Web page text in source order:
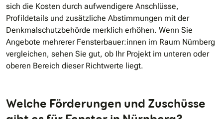
sich die Kosten durch aufwendigere Anschlüsse,
Profildetails und zusätzliche Abstimmungen mit der
Denkmalschutzbehörde merklich erhöhen. Wenn Sie
Angebote mehrerer Fensterbauer:innen im Raum Nürnberg
vergleichen, sehen Sie gut, ob Ihr Projekt im unteren oder
oberen Bereich dieser Richtwerte liegt.
Welche Förderungen und Zuschüsse